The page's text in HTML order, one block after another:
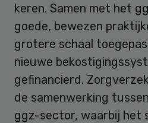
keren. Samen met het
goede, bewezen
grotere schaal
nieuwe
gefinancierd.
de samenwerking
ggz-sector, waarbij het